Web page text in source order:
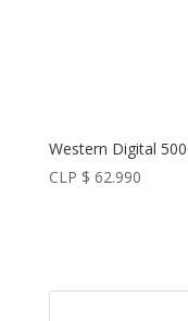
Western Digital
CLP $ 62.990